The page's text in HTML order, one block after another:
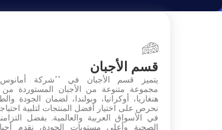
قسم الأجبان
يتميز قسم الأجبان في **شركة
مجموعة متنوعة من الأجبان المستوردة
هنغاريا، أوكرانيا، وبولندا، لضمان الجودة
نحرص على اختيار أفضل المنتجات لتلبية
في الأسواق العربية والعالمية. بفضل التزامنا
الصحية وأعلى مستويات الجودة، نقدم